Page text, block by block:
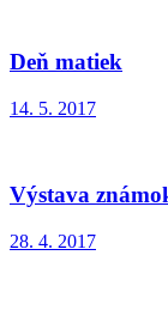
Deň matiek
14. 5. 2017
Výstava
28. 4. 2017